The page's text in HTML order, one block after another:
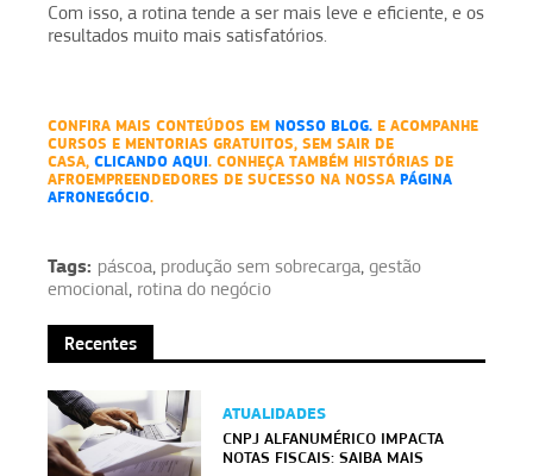
Com isso, a rotina tende a ser mais leve e eficiente, e os
resultados muito mais satisfatórios.
CONFIRA MAIS CONTEÚDOS EM NOSSO BLOG. E ACOMPANHE
CURSOS E MENTORIAS GRATUITOS, SEM SAIR DE
CASA, CLICANDO AQUI. CONHEÇA TAMBÉM HISTÓRIAS DE
AFROEMPREENDEDORES DE SUCESSO NA NOSSA PÁGINA
AFRONEGÓCIO.
Tags: páscoa, produção sem sobrecarga, gestão
emocional, rotina do negócio
Recentes
ATUALIDADES
CNPJ ALFANUMÉRICO IMPACTA
NOTAS FISCAIS: SAIBA MAIS